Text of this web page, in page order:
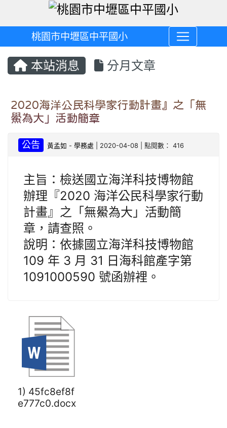
桃園市中壢區中平國小
本站消息 分月文章
2020海洋公民科學家行動計畫』之「無
鱟為大」活動簡章
公告 黃孟如 -學務處 | 2020-04-08 | 點閱數： 416
主旨：檢送國立海洋科技博物館
辦理『2020 海洋公民科學家行動
計畫』之「無鱟為大」活動簡
章，請查照。
說明：依據國立海洋科技博物館
109 年 3 月 31 日海科館產字第
1091000590 號函辦裡。
1) 45fc8ef8f
e777c0.docx